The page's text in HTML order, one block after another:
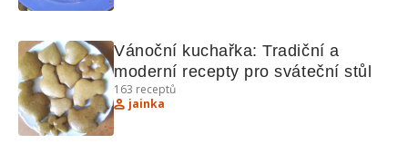
Vánoční kuchařka: Tradiční a
moderní recepty pro sváteční stůl
163 receptů
jainka